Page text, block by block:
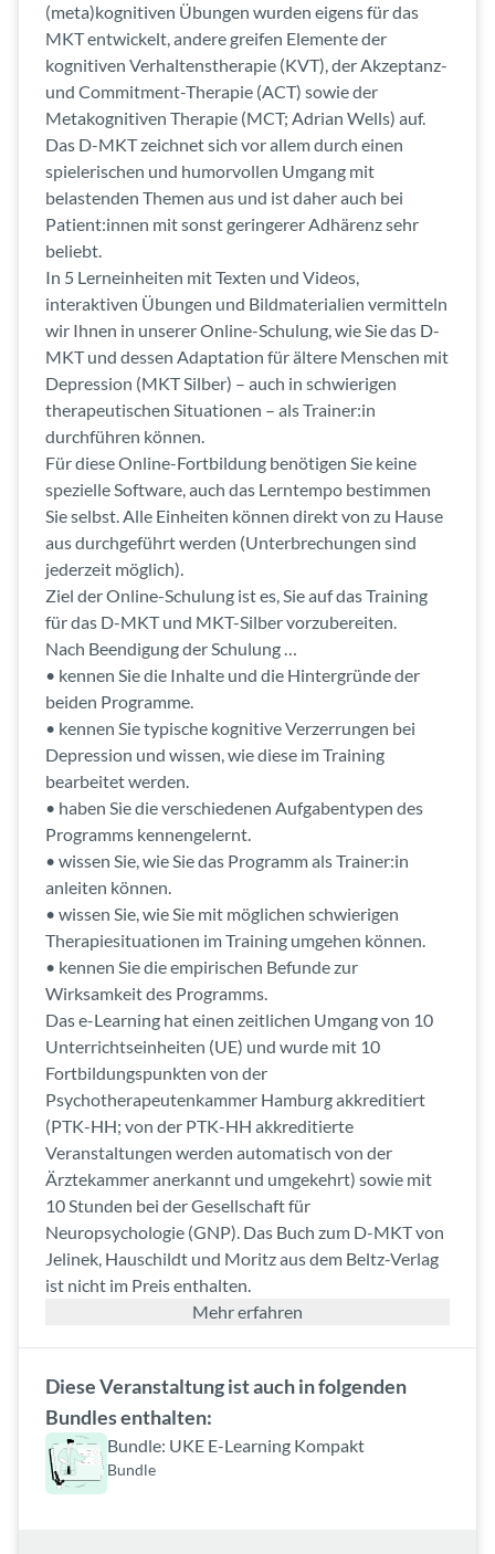
(meta)kognitiven Übungen wurden eigens für das
MKT entwickelt, andere greifen Elemente der
kognitiven Verhaltenstherapie (KVT), der Akzeptanz-
und Commitment-Therapie (ACT) sowie der
Metakognitiven Therapie (MCT; Adrian Wells) auf.
Das D-MKT zeichnet sich vor allem durch einen
spielerischen und humorvollen Umgang mit
belastenden Themen aus und ist daher auch bei
Patient:innen mit sonst geringerer Adhärenz sehr
beliebt.
In 5 Lerneinheiten mit Texten und Videos,
interaktiven Übungen und Bildmaterialien vermitteln
wir Ihnen in unserer Online-Schulung, wie Sie das D-
MKT und dessen Adaptation für ältere Menschen mit
Depression (MKT Silber) – auch in schwierigen
therapeutischen Situationen – als Trainer:in
durchführen können.
Für diese Online-Fortbildung benötigen Sie keine
spezielle Software, auch das Lerntempo bestimmen
Sie selbst. Alle Einheiten können direkt von zu Hause
aus durchgeführt werden (Unterbrechungen sind
jederzeit möglich).
Ziel der Online-Schulung ist es, Sie auf das Training
für das D-MKT und MKT-Silber vorzubereiten.
Nach Beendigung der Schulung …
• kennen Sie die Inhalte und die Hintergründe der
beiden Programme.
• kennen Sie typische kognitive Verzerrungen bei
Depression und wissen, wie diese im Training
bearbeitet werden.
• haben Sie die verschiedenen Aufgabentypen des
Programms kennengelernt.
• wissen Sie, wie Sie das Programm als Trainer:in
anleiten können.
• wissen Sie, wie Sie mit möglichen schwierigen
Therapiesituationen im Training umgehen können.
• kennen Sie die empirischen Befunde zur
Wirksamkeit des Programms.
Das e-Learning hat einen zeitlichen Umgang von 10
Unterrichtseinheiten (UE) und wurde mit 10
Fortbildungspunkten von der
Psychotherapeutenkammer Hamburg akkreditiert
(PTK-HH; von der PTK-HH akkreditierte
Veranstaltungen werden automatisch von der
Ärztekammer anerkannt und umgekehrt) sowie mit
10 Stunden bei der Gesellschaft für
Neuropsychologie (GNP). Das Buch zum D-MKT von
Jelinek, Hauschildt und Moritz aus dem Beltz-Verlag
ist nicht im Preis enthalten.
Mehr erfahren
Diese Veranstaltung ist auch in folgenden
Bundles enthalten:
Bundle: UKE E-Learning Kompakt
Bundle